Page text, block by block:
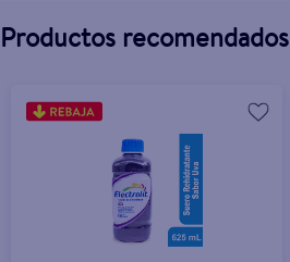
Productos recomendados